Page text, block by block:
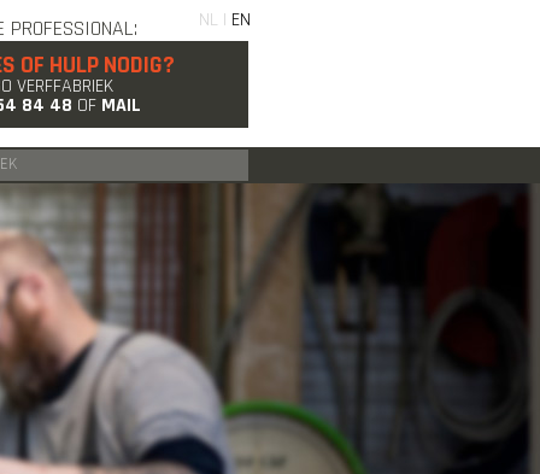
NL | EN
PROFESSIONAL:
OF HULP NODIG?
VERFFABRIEK
84 48 OF MAIL